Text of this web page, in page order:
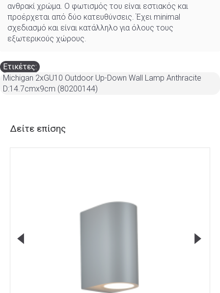
ανθρακί χρώμα. Ο φωτισμός του είναι εστιακός και
προέρχεται από δύο κατευθύνσεις. Έχει minimal
σχεδιασμό και είναι κατάλληλο για όλους τους
εξωτερικούς χώρους.
Ετικέτες:
Michigan 2xGU10 Outdoor Up-Down Wall Lamp Anthracite
D:14.7cmx9cm (80200144)
Δείτε επίσης